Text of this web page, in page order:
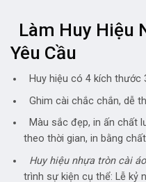
Làm Huy Hiệu
Yêu Cầu
Huy hiệu có 4 kích
Ghim cài chắc chắn, dễ
Màu sắc đẹp, in ấn chất
theo thời gian, in bằng
Huy hiệu nhựa tròn cài áo
trình sự kiện cụ thể: Lễ kỷ